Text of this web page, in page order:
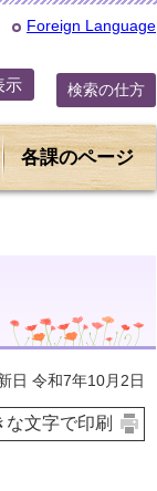
Foreign Language
検索の仕方
各課のページ
令和7年10月2日
な文字で印刷